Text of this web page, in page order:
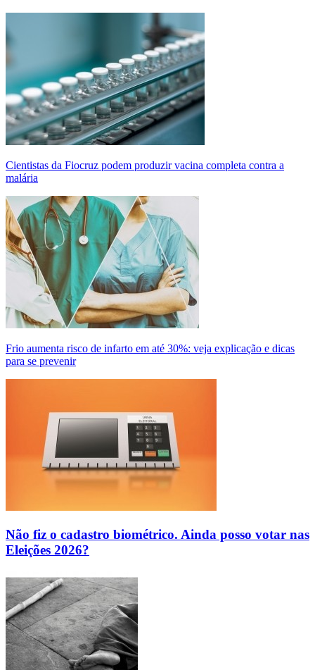
Cientistas da Fiocruz podem produzir vacina completa contra a
malária
Frio aumenta risco de infarto em até 30%: veja explicação e dicas
para se prevenir
Não fiz o cadastro biométrico. Ainda posso votar nas
Eleições 2026?